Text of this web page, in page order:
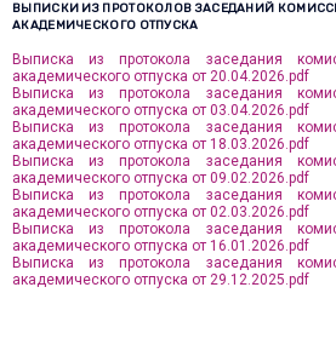
ВЫПИСКИ ИЗ ПРОТОКОЛОВ ЗАСЕДАНИЙ
АКАДЕМИЧЕСКОГО ОТПУСКА
Выписка из протокола заседания
академического отпуска от 20.04.2026.pdf
Выписка из протокола заседания
академического отпуска от 03.04.2026.pdf
Выписка из протокола заседания
академического отпуска от 18.03.2026.pdf
Выписка из протокола заседания
академического отпуска от 09.02.2026.pdf
Выписка из протокола заседания
академического отпуска от 02.03.2026.pdf
Выписка из протокола заседания
академического отпуска от 16.01.2026.pdf
Выписка из протокола заседания
академического отпуска от 29.12.2025.pdf